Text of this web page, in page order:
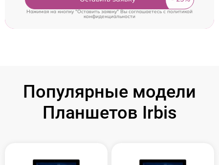
Нажимая на кнопку "Оставить заявку" Вы соглашаетесь c политикой
конфиденциальности
Популярные модели
Планшетов Irbis